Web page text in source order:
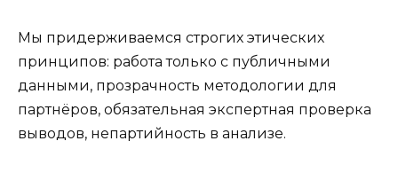
Мы придерживаемся строгих этических
принципов: работа только с публичными
данными, прозрачность методологии для
партнёров, обязательная экспертная проверка
выводов, непартийность в анализе.